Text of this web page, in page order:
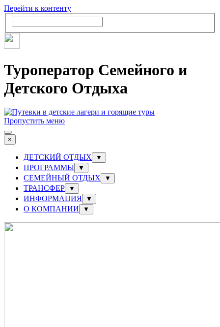
Перейти к контенту
Туроператор Семейного и
Детского Отдыха
Пропустить меню
×
ДЕТСКИЙ ОТДЫХ ▼
ПРОГРАММЫ ▼
СЕМЕЙНЫЙ ОТДЫХ ▼
ТРАНСФЕР ▼
ИНФОРМАЦИЯ ▼
О КОМПАНИИ ▼